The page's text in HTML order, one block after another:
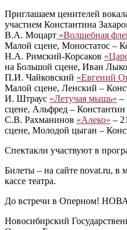
Приглашаем ценителей
участием Константина
В.А. Моцарт «Волшебная
Малой сцене, Моностатос –
Н.А. Римский-Корсаков
на Большой сцене, Иван
П.И. Чайковский «Евгений
Малой сцене, Ленский –
И. Штраус «Летучая мышь» –
сцене, Альфред – Константин
С.В. Рахманинов «Алеко» –
сцене, Молодой цыган –
Спектакли участвуют в
Билеты – на сайте novat.ru,
кассе театра.
До встречи в Оперном!
Новосибирский